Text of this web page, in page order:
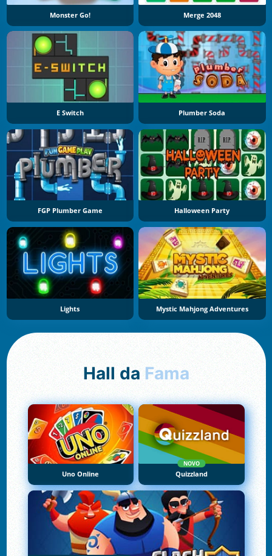
Monster Go! Merge 2048
E Switch Plumber Soda
FGP Plumber Game Halloween Party
Lights Mystic Mahjong Adventures
Hall da Fama
Uno Online
NOVO
Quizzland